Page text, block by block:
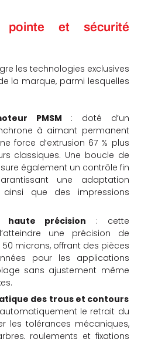
pointe et sécurité
les technologies exclusives
la marque, parmi lesquelles
PMSM : doté d’un
à aimant permanent
force d’extrusion 67 % plus
classiques. Une boucle de
également un contrôle fin
une adaptation
que des impressions
haute précision : cette
une précision de
microns, offrant des pièces
pour les applications
sans ajustement même
des trous et contours
le retrait du
les tolérances mécaniques,
roulements et fixations